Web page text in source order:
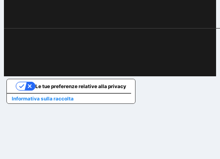
Informativa sulla raccolta
Le tue preferenze relative alla privacy